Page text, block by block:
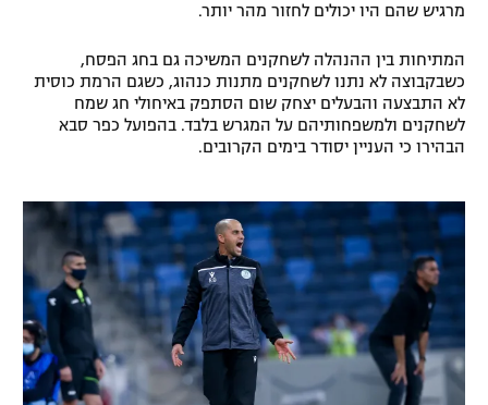
לוח דרושים – ג'ובנט
תגיות
המגזין
מרגיש שהם היו יכולים לחזור מהר יותר.
המתיחות בין ההנהלה לשחקנים המשיכה גם בחג הפסח,
כשבקבוצה לא נתנו לשחקנים מתנות כנהוג, כשגם הרמת כוסית
לא התבצעה והבעלים יצחק שום הסתפק באיחולי חג שמח
לשחקנים ולמשפחותיהם על המגרש בלבד. בהפועל כפר סבא
הבהירו כי העניין יסודר בימים הקרובים.